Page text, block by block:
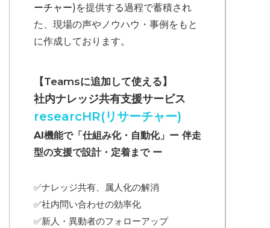
ーチャー) を提供する過程で蓄積され
た、現場の声やノウハウ・事例をもと
に作成しております。
【Teamsに追加して使える】
社内ナレッジ共有支援サービス
researcHR(リサーチャー)
AI機能で「仕組み化・自動化」ー 伴走
型の支援で設計・定着まで ー
✅ナレッジ共有、属人化の解消
✅社内問い合わせの効率化
✅新人・異動者のフォローアップ